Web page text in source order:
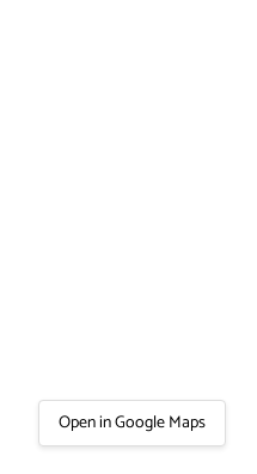
Open in Google Maps